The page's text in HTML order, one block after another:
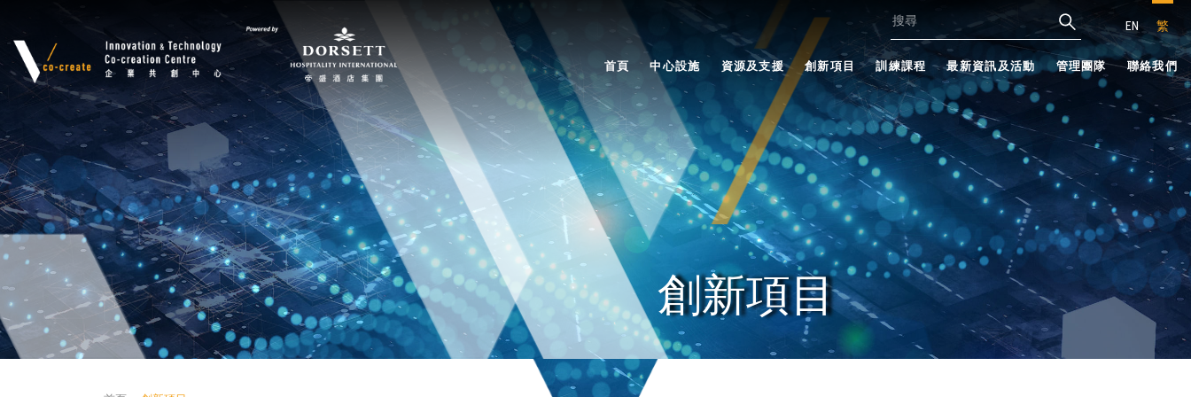
EN 繁
首頁 中心設施 資源及支援 創新項目 訓練課程 最新資訊及活動 管理團隊 聯絡我們
創新項目